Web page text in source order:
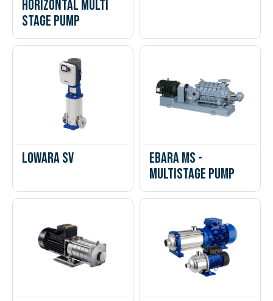
Horizontal Multi
Stage Pump
Lowara SV
Ebara MS -
Multistage Pump